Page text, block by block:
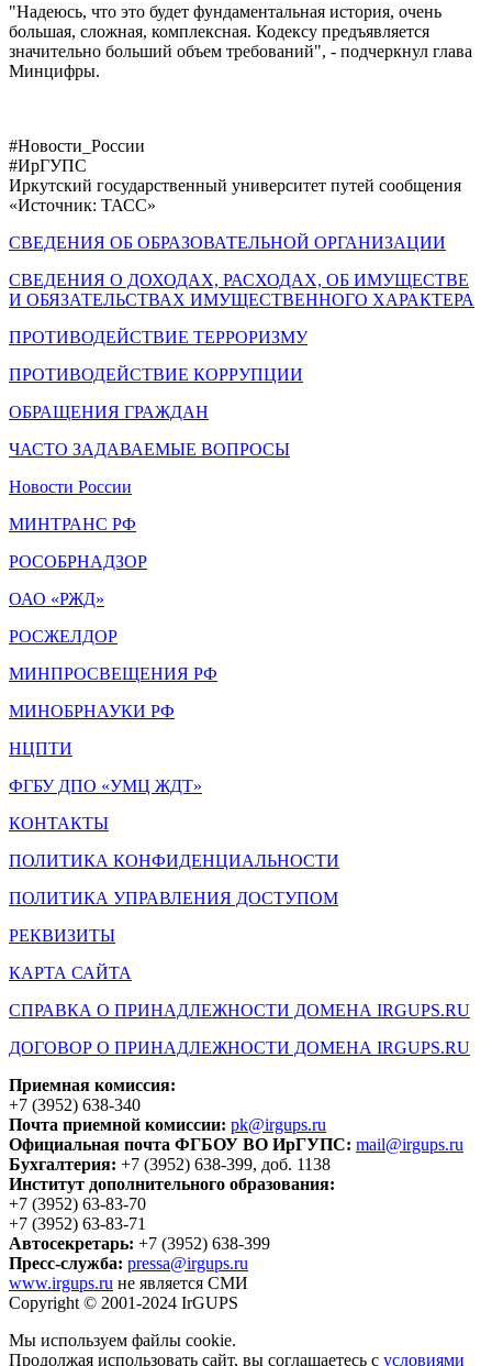
"Надеюсь, что это будет фундаментальная история, очень
большая, сложная, комплексная. Кодексу предъявляется
значительно больший объем требований", - подчеркнул глава
Минцифры.
#Новости_России
#ИрГУПС
Иркутский государственный университет путей сообщения
«Источник: ТАСС»
СВЕДЕНИЯ ОБ ОБРАЗОВАТЕЛЬНОЙ ОРГАНИЗАЦИИ
СВЕДЕНИЯ О ДОХОДАХ, РАСХОДАХ, ОБ ИМУЩЕСТВЕ
И ОБЯЗАТЕЛЬСТВАХ ИМУЩЕСТВЕННОГО ХАРАКТЕРА
ПРОТИВОДЕЙСТВИЕ ТЕРРОРИЗМУ
ПРОТИВОДЕЙСТВИЕ КОРРУПЦИИ
ОБРАЩЕНИЯ ГРАЖДАН
ЧАСТО ЗАДАВАЕМЫЕ ВОПРОСЫ
Новости России
МИНТРАНС РФ
РОСОБРНАДЗОР
ОАО «РЖД»
РОСЖЕЛДОР
МИНПРОСВЕЩЕНИЯ РФ
МИНОБРНАУКИ РФ
НЦПТИ
ФГБУ ДПО «УМЦ ЖДТ»
КОНТАКТЫ
ПОЛИТИКА КОНФИДЕНЦИАЛЬНОСТИ
ПОЛИТИКА УПРАВЛЕНИЯ ДОСТУПОМ
РЕКВИЗИТЫ
КАРТА САЙТА
СПРАВКА О ПРИНАДЛЕЖНОСТИ ДОМЕНА IRGUPS.RU
ДОГОВОР О ПРИНАДЛЕЖНОСТИ ДОМЕНА IRGUPS.RU
Приемная комиссия:
+7 (3952) 638-340
Почта приемной комиссии: pk@irgups.ru
Официальная почта ФГБОУ ВО ИрГУПС: mail@irgups.ru
Бухгалтерия: +7 (3952) 638-399, доб. 1138
Институт дополнительного образования:
+7 (3952) 63-83-70
+7 (3952) 63-83-71
Автосекретарь: +7 (3952) 638-399
Пресс-служба: pressa@irgups.ru
www.irgups.ru не является СМИ
Copyright © 2001-2024 IrGUPS
Мы используем файлы cookie.
Продолжая использовать сайт, вы соглашаетесь с условиями